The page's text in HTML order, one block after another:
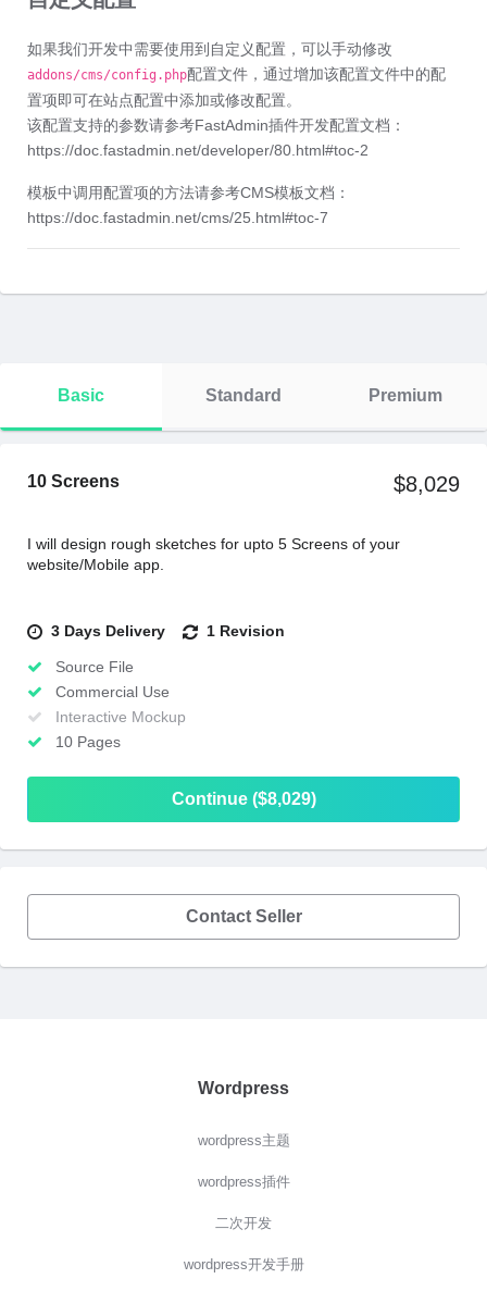
如果我们开发中需要使用到自定义配置，可以手动修改
addons/cms/config.php配置文件，通过增加该配置文件中的配
置项即可在站点配置中添加或修改配置。
该配置支持的参数请参考FastAdmin插件开发配置文档：
https://doc.fastadmin.net/developer/80.html#toc-2
模板中调用配置项的方法请参考CMS模板文档：
https://doc.fastadmin.net/cms/25.html#toc-7
Basic Standard Premium
10 Screens $8,029
I will design rough sketches for upto 5 Screens of your
website/Mobile app.
3 Days Delivery 1 Revision
Source File
Commercial Use
Interactive Mockup
10 Pages
Continue ($8,029)
Contact Seller
Wordpress
wordpress主题
wordpress插件
二次开发
wordpress开发手册